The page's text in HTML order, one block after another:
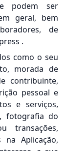
podem ser
geral, bem
de
.
como o seu
morada de
contribuinte,
pessoal e
e serviços,
fotografia do
transações,
Aplicação,